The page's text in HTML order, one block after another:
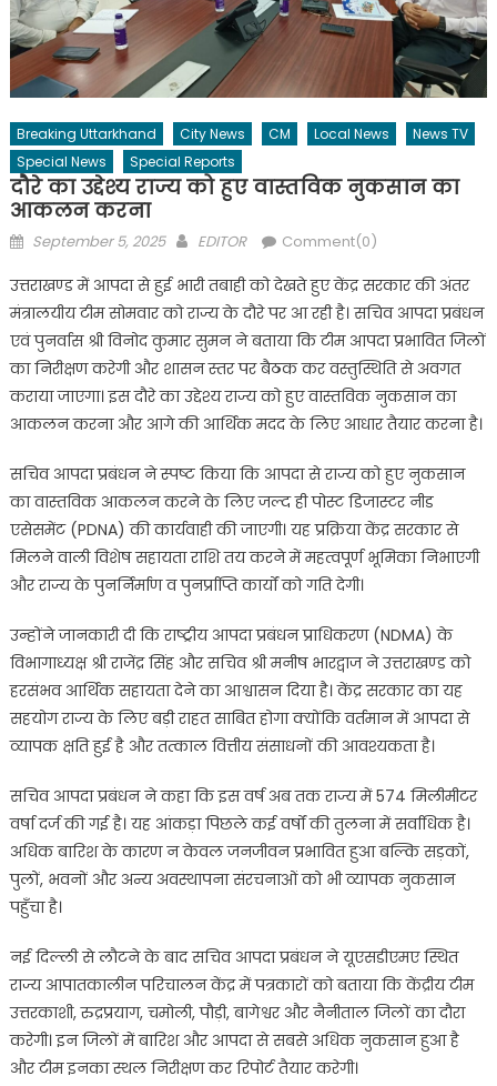
Breaking Uttarkhand City News CM Local News
News TV
Special News
Special Reports
दौरे का उद्देश्य राज्य को हुए वास्तविक नुकसान का
आकलन करना
Posted
September 5, 2025 Author
EDITOR Comment(0)
उत्तराखण्ड में आपदा से हुई भारी तबाही को देखते हुए केंद्र सरकार की अंतर
मंत्रालयीय टीम सोमवार को राज्य के दौरे पर आ रही है। सचिव आपदा प्रबंधन
एवं पुनर्वास श्री विनोद कुमार सुमन ने बताया कि टीम आपदा प्रभावित जिलों
का निरीक्षण करेगी और शासन स्तर पर बैठक कर वस्तुस्थिति से अवगत
कराया जाएगा। इस दौरे का उद्देश्य राज्य को हुए वास्तविक नुकसान का
आकलन करना और आगे की आर्थिक मदद के लिए आधार तैयार करना है।
सचिव आपदा प्रबंधन ने स्पष्ट किया कि आपदा से राज्य को हुए नुकसान
का वास्तविक आकलन करने के लिए जल्द ही पोस्ट डिजास्टर नीड
एसेसमेंट (PDNA) की कार्यवाही की जाएगी। यह प्रक्रिया केंद्र सरकार से
मिलने वाली विशेष सहायता राशि तय करने में महत्वपूर्ण भूमिका निभाएगी
और राज्य के पुनर्निर्माण व पुनर्प्राप्ति कार्यों को गति देगी।
उन्होंने जानकारी दी कि राष्ट्रीय आपदा प्रबंधन प्राधिकरण (NDMA) के
विभागाध्यक्ष श्री राजेंद्र सिंह और सचिव श्री मनीष भारद्वाज ने उत्तराखण्ड को
हरसंभव आर्थिक सहायता देने का आश्वासन दिया है। केंद्र सरकार का यह
सहयोग राज्य के लिए बड़ी राहत साबित होगा क्योंकि वर्तमान में आपदा से
व्यापक क्षति हुई है और तत्काल वित्तीय संसाधनों की आवश्यकता है।
सचिव आपदा प्रबंधन ने कहा कि इस वर्ष अब तक राज्य में 574 मिलीमीटर
वर्षा दर्ज की गई है। यह आंकड़ा पिछले कई वर्षों की तुलना में सर्वाधिक है।
अधिक बारिश के कारण न केवल जनजीवन प्रभावित हुआ बल्कि सड़कों,
पुलों, भवनों और अन्य अवस्थापना संरचनाओं को भी व्यापक नुकसान
पहुँचा है।
नई दिल्ली से लौटने के बाद सचिव आपदा प्रबंधन ने यूएसडीएमए स्थित
राज्य आपातकालीन परिचालन केंद्र में पत्रकारों को बताया कि केंद्रीय टीम
उत्तरकाशी, रुद्रप्रयाग, चमोली, पौड़ी, बागेश्वर और नैनीताल जिलों का दौरा
करेगी। इन जिलों में बारिश और आपदा से सबसे अधिक नुकसान हुआ है
और टीम इनका स्थल निरीक्षण कर रिपोर्ट तैयार करेगी।